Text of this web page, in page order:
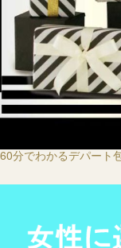
60分でわかるデパー